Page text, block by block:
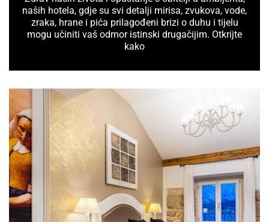
naših hotela, gdje su svi detalji mirisa, zvukova, vode,
zraka, hrane i pića prilagođeni brizi o duhu i tijelu
mogu učiniti vaš odmor istinski drugačijim. Otkrijte
kako